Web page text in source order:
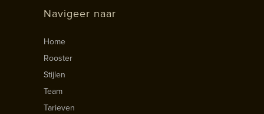
Navigeer naar
Home
Rooster
Stijlen
Team
Tarieven